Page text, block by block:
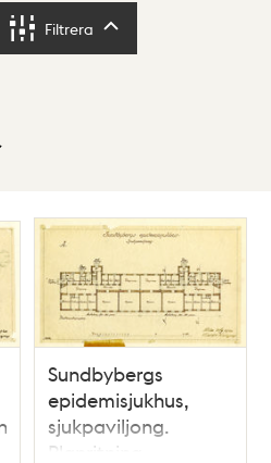
Filtrera
Sundbybergs
epidemisjukhus,
sjukpaviljong.
Planritning.